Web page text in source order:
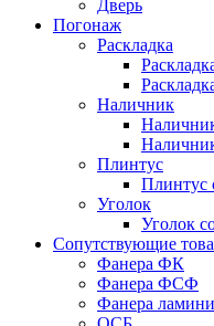
Дверь
Погонаж
Раскладка
Наличник
Плинтус
Плинтус
Уголок
Уголок
Сопутствующие
Фанера ФК
Фанера ФСФ
Фанера